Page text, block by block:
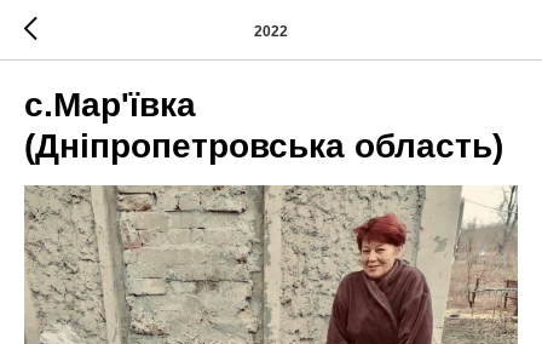
2022
с.Мар'ївка
(Дніпропетровська область)